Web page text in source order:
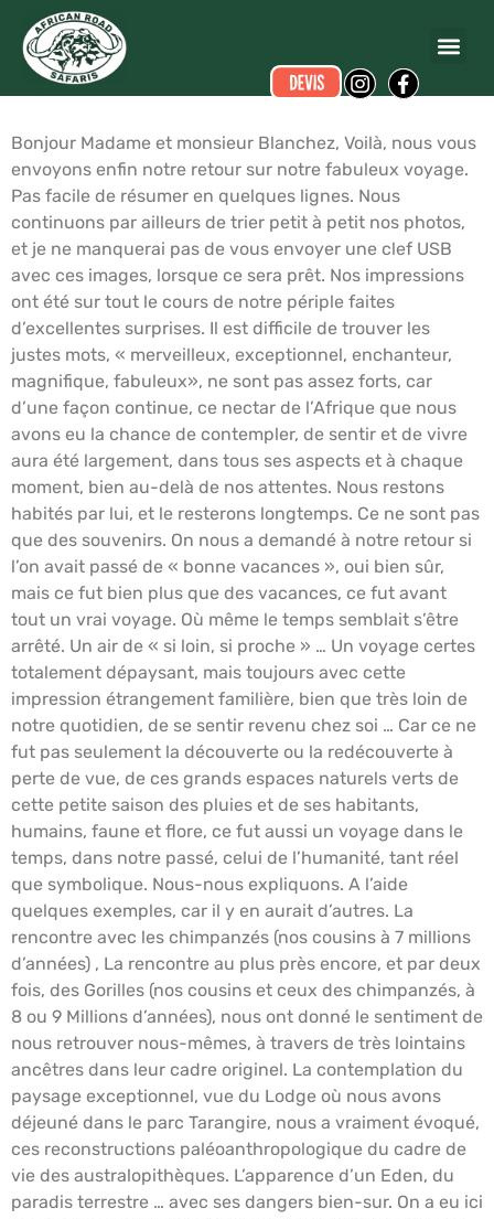
Yves Michel DUSANTER
Dates du voyage : du 12/01/2019 au 29/01/2019
Bonjour Madame et monsieur Blanchez, Voilà, nous vous
envoyons enfin notre retour sur notre fabuleux voyage.
Pas facile de résumer en quelques lignes. Nous
continuons par ailleurs de trier petit à petit nos photos,
et je ne manquerai pas de vous envoyer une clef USB
avec ces images, lorsque ce sera prêt. Nos impressions
ont été sur tout le cours de notre périple faites
d’excellentes surprises. Il est difficile de trouver les
justes mots, « merveilleux, exceptionnel, enchanteur,
magnifique, fabuleux», ne sont pas assez forts, car
d’une façon continue, ce nectar de l’Afrique que nous
avons eu la chance de contempler, de sentir et de vivre
aura été largement, dans tous ses aspects et à chaque
moment, bien au-delà de nos attentes. Nous restons
habités par lui, et le resterons longtemps. Ce ne sont pas
que des souvenirs. On nous a demandé à notre retour si
l’on avait passé de « bonne vacances », oui bien sûr,
mais ce fut bien plus que des vacances, ce fut avant
tout un vrai voyage. Où même le temps semblait s’être
arrêté. Un air de « si loin, si proche » … Un voyage certes
totalement dépaysant, mais toujours avec cette
impression étrangement familière, bien que très loin de
notre quotidien, de se sentir revenu chez soi … Car ce ne
fut pas seulement la découverte ou la redécouverte à
perte de vue, de ces grands espaces naturels verts de
cette petite saison des pluies et de ses habitants,
humains, faune et flore, ce fut aussi un voyage dans le
temps, dans notre passé, celui de l’humanité, tant réel
que symbolique. Nous-nous expliquons. A l’aide
quelques exemples, car il y en aurait d’autres. La
rencontre avec les chimpanzés (nos cousins à 7 millions
d’années) , La rencontre au plus près encore, et par deux
fois, des Gorilles (nos cousins et ceux des chimpanzés, à
8 ou 9 Millions d’années), nous ont donné le sentiment de
nous retrouver nous-mêmes, à travers de très lointains
ancêtres dans leur cadre originel. La contemplation du
paysage exceptionnel, vue du Lodge où nous avons
déjeuné dans le parc Tarangire, nous a vraiment évoqué,
ces reconstructions paléoanthropologique du cadre de
vie des australopithèques. L’apparence d’un Eden, du
paradis terrestre … avec ses dangers bien-sur. On a eu ici